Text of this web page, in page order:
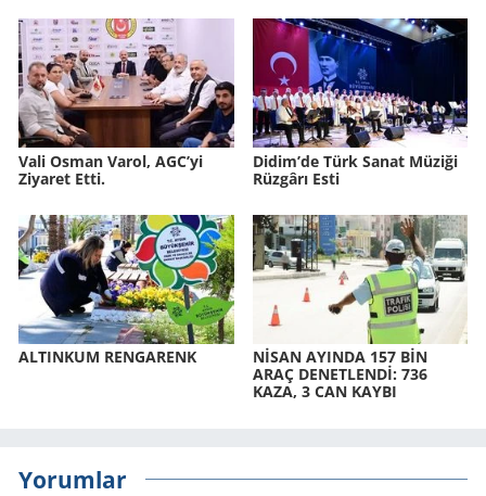
Vali Osman Varol, AGC’yi
Ziyaret Etti.
Didim’de Türk Sanat Mü­zi­ği
Rüz­gâ­rı Esti
AL­TIN­KUM REN­GA­RENK
NİSAN AYIN­DA 157 BİN
ARAÇ DE­NET­LENDİ: 736
KAZA, 3 CAN KAYBI
Yorumlar